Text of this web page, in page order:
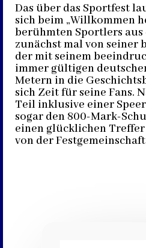
Das über das Sportfest
sich beim „Willkommen
berühmten Sportlers
zunächst mal von seiner
der mit seinem
immer gültigen
Metern in die
sich Zeit für seine Fans.
Teil inklusive einer
sogar den 800-Mark-
einen glücklichen
von der